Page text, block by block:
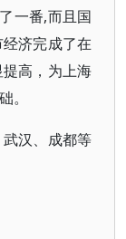
一番,而且国
济完成了在
高，为上海
。
汉、成都等